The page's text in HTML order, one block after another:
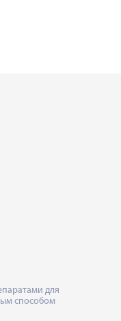
для
способом